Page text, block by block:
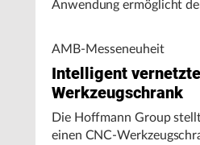
Anwendung ermöglicht
Energieverbrauch.
AMB-Messeneuheit
Intelligent
Werkzeugschrank
Die Hoffmann Group
einen CNC-